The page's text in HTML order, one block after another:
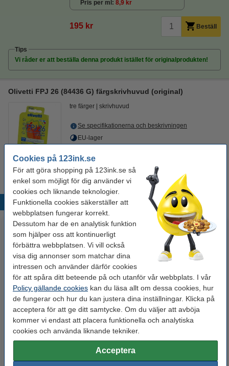
Cookies på 123ink.se
För att göra shopping på 123ink.se så
enkel som möjligt för dig använder vi
cookies och liknande teknologier.
Funktionella cookies säkerställer att
webbplatsen fungerar korrekt.
Dessutom har de en analytisk funktion
som hjälper oss att kontinuerligt
förbättra webbplatsen. Vi vill också
visa dig annonser som matchar dina
intressen och använder därför cookies
för att spåra ditt beteende på och utanför vår webbplats. I vår
Policy gällande cookies kan du läsa allt om dessa cookies, hur
de fungerar och hur du kan justera dina inställningar. Klicka på
acceptera för att ge ditt samtycke. Om du väljer att avböja
kommer vi endast att placera funktionella och analytiska
cookies och använda liknande tekniker.
Acceptera
Pris per ml 8,9 kr
195 kr Beställ
Tips
Vi råder er att beställa denna produkt istället för originalprodukten!
Olivetti FPJ 26 (84436 G) färgskrivhuvud (original)
tre färger skrivhuvud
Se specifikationerna och beskrivningen
EU-lager
300 kr
Populära produkter
Whiteboardpenna 2.5mm |
123ink | sorterade färger | 4st
60 kr Inkl. 25% Moms
Märkpenna permanent 2.5mm |
123ink | 4st